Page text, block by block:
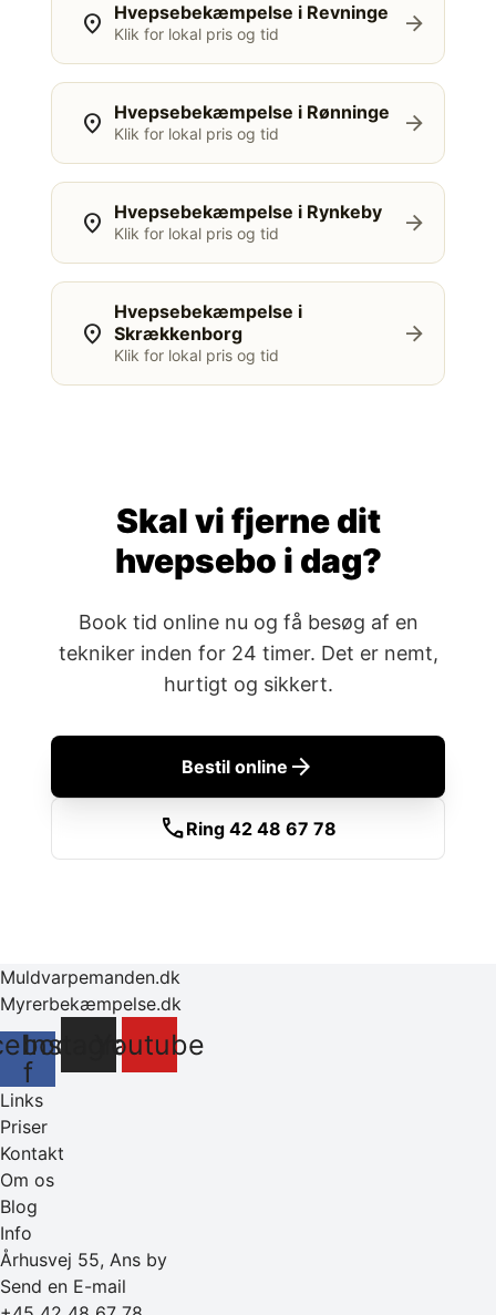
location_on Hvepsebekæmpelse i Revninge
Klik for lokal pris og tid arrow_forward
location_on Hvepsebekæmpelse i Rønninge
Klik for lokal pris og tid arrow_forward
location_on Hvepsebekæmpelse i Rynkeby
Klik for lokal pris og tid arrow_forward
location_on
Hvepsebekæmpelse i
Skrækkenborg
Klik for lokal pris og tid
arrow_forward
Skal vi fjerne dit
hvepsebo i dag?
Book tid online nu og få besøg af en
tekniker inden for 24 timer. Det er nemt,
hurtigt og sikkert.
Bestil online arrow_forward
callRing 42 48 67 78
Muldvarpemanden.dk
Myrerbekæmpelse.dk
f
InstagramYoutube
Links
Priser
Kontakt
Om os
Blog
Info
Århusvej 55, Ans by
Send en E-mail